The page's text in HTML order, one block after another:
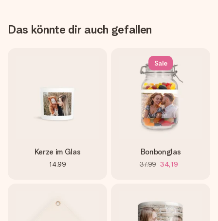
Das könnte dir auch gefallen
Kerze im Glas
14,99
Sale
Bonbonglas
37,99 34,19